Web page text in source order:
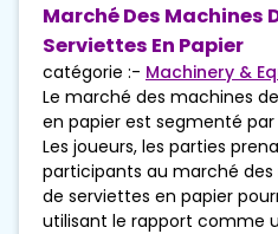
Marché Des Machines
Serviettes En Papier
catégorie :- Machinery &
Le marché des machines
en papier est segmenté
Les joueurs, les parties
participants au marché
de serviettes en papier
utilisant le rapport comme